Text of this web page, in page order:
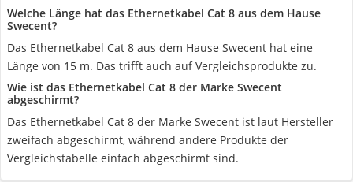
Welche Länge hat das Ethernetkabel Cat 8 aus dem Hause
Swecent?
Das Ethernetkabel Cat 8 aus dem Hause Swecent hat eine
Länge von 15 m. Das trifft auch auf Vergleichsprodukte zu.
Wie ist das Ethernetkabel Cat 8 der Marke Swecent
abgeschirmt?
Das Ethernetkabel Cat 8 der Marke Swecent ist laut Hersteller
zweifach abgeschirmt, während andere Produkte der
Vergleichstabelle einfach abgeschirmt sind.